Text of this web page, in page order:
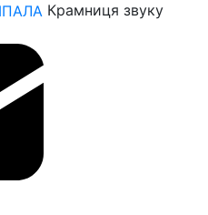
Крамниця звуку